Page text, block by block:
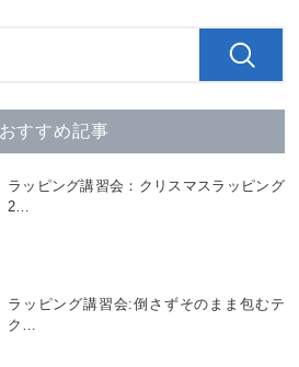
おすすめ記事
ラッピング講習会：クリスマスラッピング
2…
ラッピング講習会:倒さずそのまま包むテ
ク …